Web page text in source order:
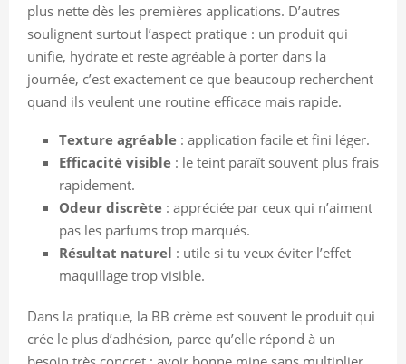
plus nette dès les premières applications. D’autres
soulignent surtout l’aspect pratique : un produit qui
unifie, hydrate et reste agréable à porter dans la
journée, c’est exactement ce que beaucoup recherchent
quand ils veulent une routine efficace mais rapide.
Texture agréable : application facile et fini léger.
Efficacité visible : le teint paraît souvent plus frais
rapidement.
Odeur discrète : appréciée par ceux qui n’aiment
pas les parfums trop marqués.
Résultat naturel : utile si tu veux éviter l’effet
maquillage trop visible.
Dans la pratique, la BB crème est souvent le produit qui
crée le plus d’adhésion, parce qu’elle répond à un